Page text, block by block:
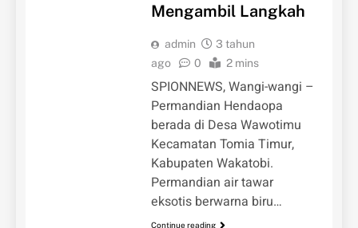
Mengambil Langkah
admin
3 tahun
ago
0 2 mins
SPIONNEWS, Wangi-wangi –
Permandian Hendaopa
berada di Desa Wawotimu
Kecamatan Tomia Timur,
Kabupaten Wakatobi.
Permandian air tawar
eksotis berwarna biru…
Continue reading